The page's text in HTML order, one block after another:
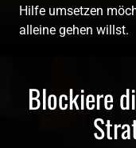
Hilfe umsetzen
alleine gehen willst.
Blockiere